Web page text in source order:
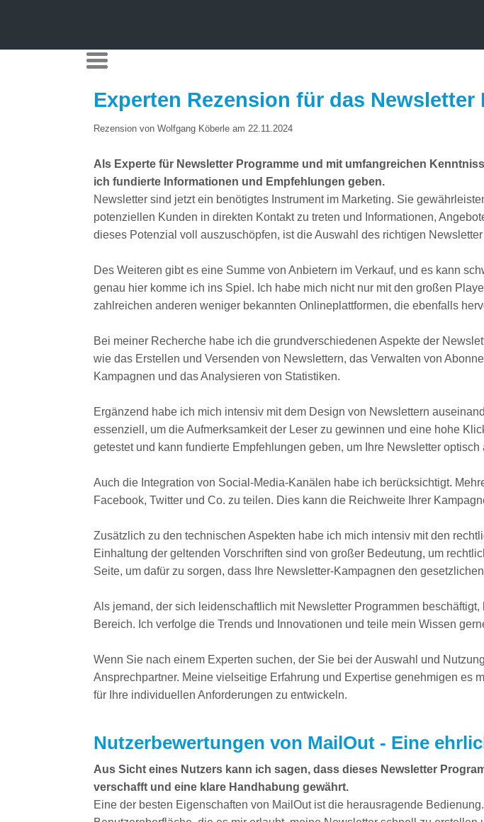
Experten Rezension für das
Rezension von Wolfgang Köberle am 22.11.2024
Als Experte für Newsletter Programme und mit umfangreichen
ich fundierte Informationen und Empfehlungen geben.
Newsletter sind jetzt ein benötigtes Instrument im Marketing. Sie
potenziellen Kunden in direkten Kontakt zu treten und Informationen,
dieses Potenzial voll auszuschöpfen, ist die Auswahl des richtigen
Des Weiteren gibt es eine Summe von Anbietern im Verkauf, und es kann
genau hier komme ich ins Spiel. Ich habe mich nicht nur mit den großen
zahlreichen anderen weniger bekannten Onlineplattformen, die ebenfalls
Bei meiner Recherche habe ich die grundverschiedenen Aspekte der
wie das Erstellen und Versenden von Newslettern, das Verwalten von
Kampagnen und das Analysieren von Statistiken.
Ergänzend habe ich mich intensiv mit dem Design von Newslettern
essenziell, um die Aufmerksamkeit der Leser zu gewinnen und eine hohe
getestet und kann fundierte Empfehlungen geben, um Ihre Newsletter
Auch die Integration von Social-Media-Kanälen habe ich berücksichtigt.
Facebook, Twitter und Co. zu teilen. Dies kann die Reichweite Ihrer
Zusätzlich zu den technischen Aspekten habe ich mich intensiv mit den
Einhaltung der geltenden Vorschriften sind von großer Bedeutung, um
Seite, um dafür zu sorgen, dass Ihre Newsletter-Kampagnen den
Als jemand, der sich leidenschaftlich mit Newsletter Programmen
Bereich. Ich verfolge die Trends und Innovationen und teile mein Wissen
Wenn Sie nach einem Experten suchen, der Sie bei der Auswahl und
Ansprechpartner. Meine vielseitige Erfahrung und Expertise genehmigen es
für Ihre individuellen Anforderungen zu entwickeln.
Nutzerbewertungen von MailOut - Eine
Aus Sicht eines Nutzers kann ich sagen, dass dieses Newsletter
verschafft und eine klare Handhabung gewährt.
Eine der besten Eigenschaften von MailOut ist die herausragende